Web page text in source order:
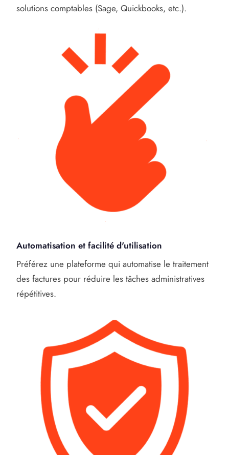
solutions comptables (Sage, Quickbooks, etc.).
Automatisation et facilité d'utilisation
Préférez une plateforme qui automatise le traitement
des factures pour réduire les tâches administratives
répétitives.